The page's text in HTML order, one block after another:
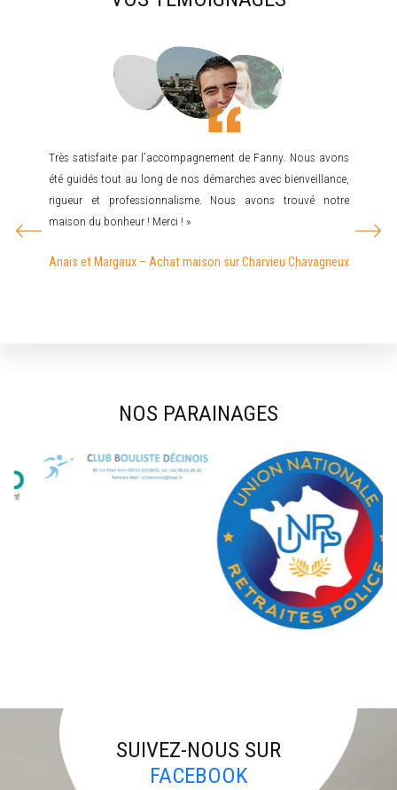
Très satisfaite par l’accompagnement de Fanny. Nous avons
été guidés tout au long de nos démarches avec bienveillance,
rigueur et professionnalisme. Nous avons trouvé notre
maison du bonheur ! Merci ! »
Anais et Margaux – Achat maison sur Charvieu Chavagneux
NOS PARAINAGES
SUIVEZ-NOUS SUR
FACEBOOK